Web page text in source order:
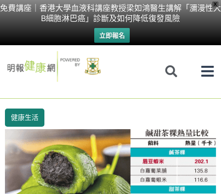
X
免費講座｜香港大學血液科講座教授梁如鴻醫生講解「瀰漫性大
B細胞淋巴癌」診斷及如何降低復發風險
立即報名
Skip
健康生活